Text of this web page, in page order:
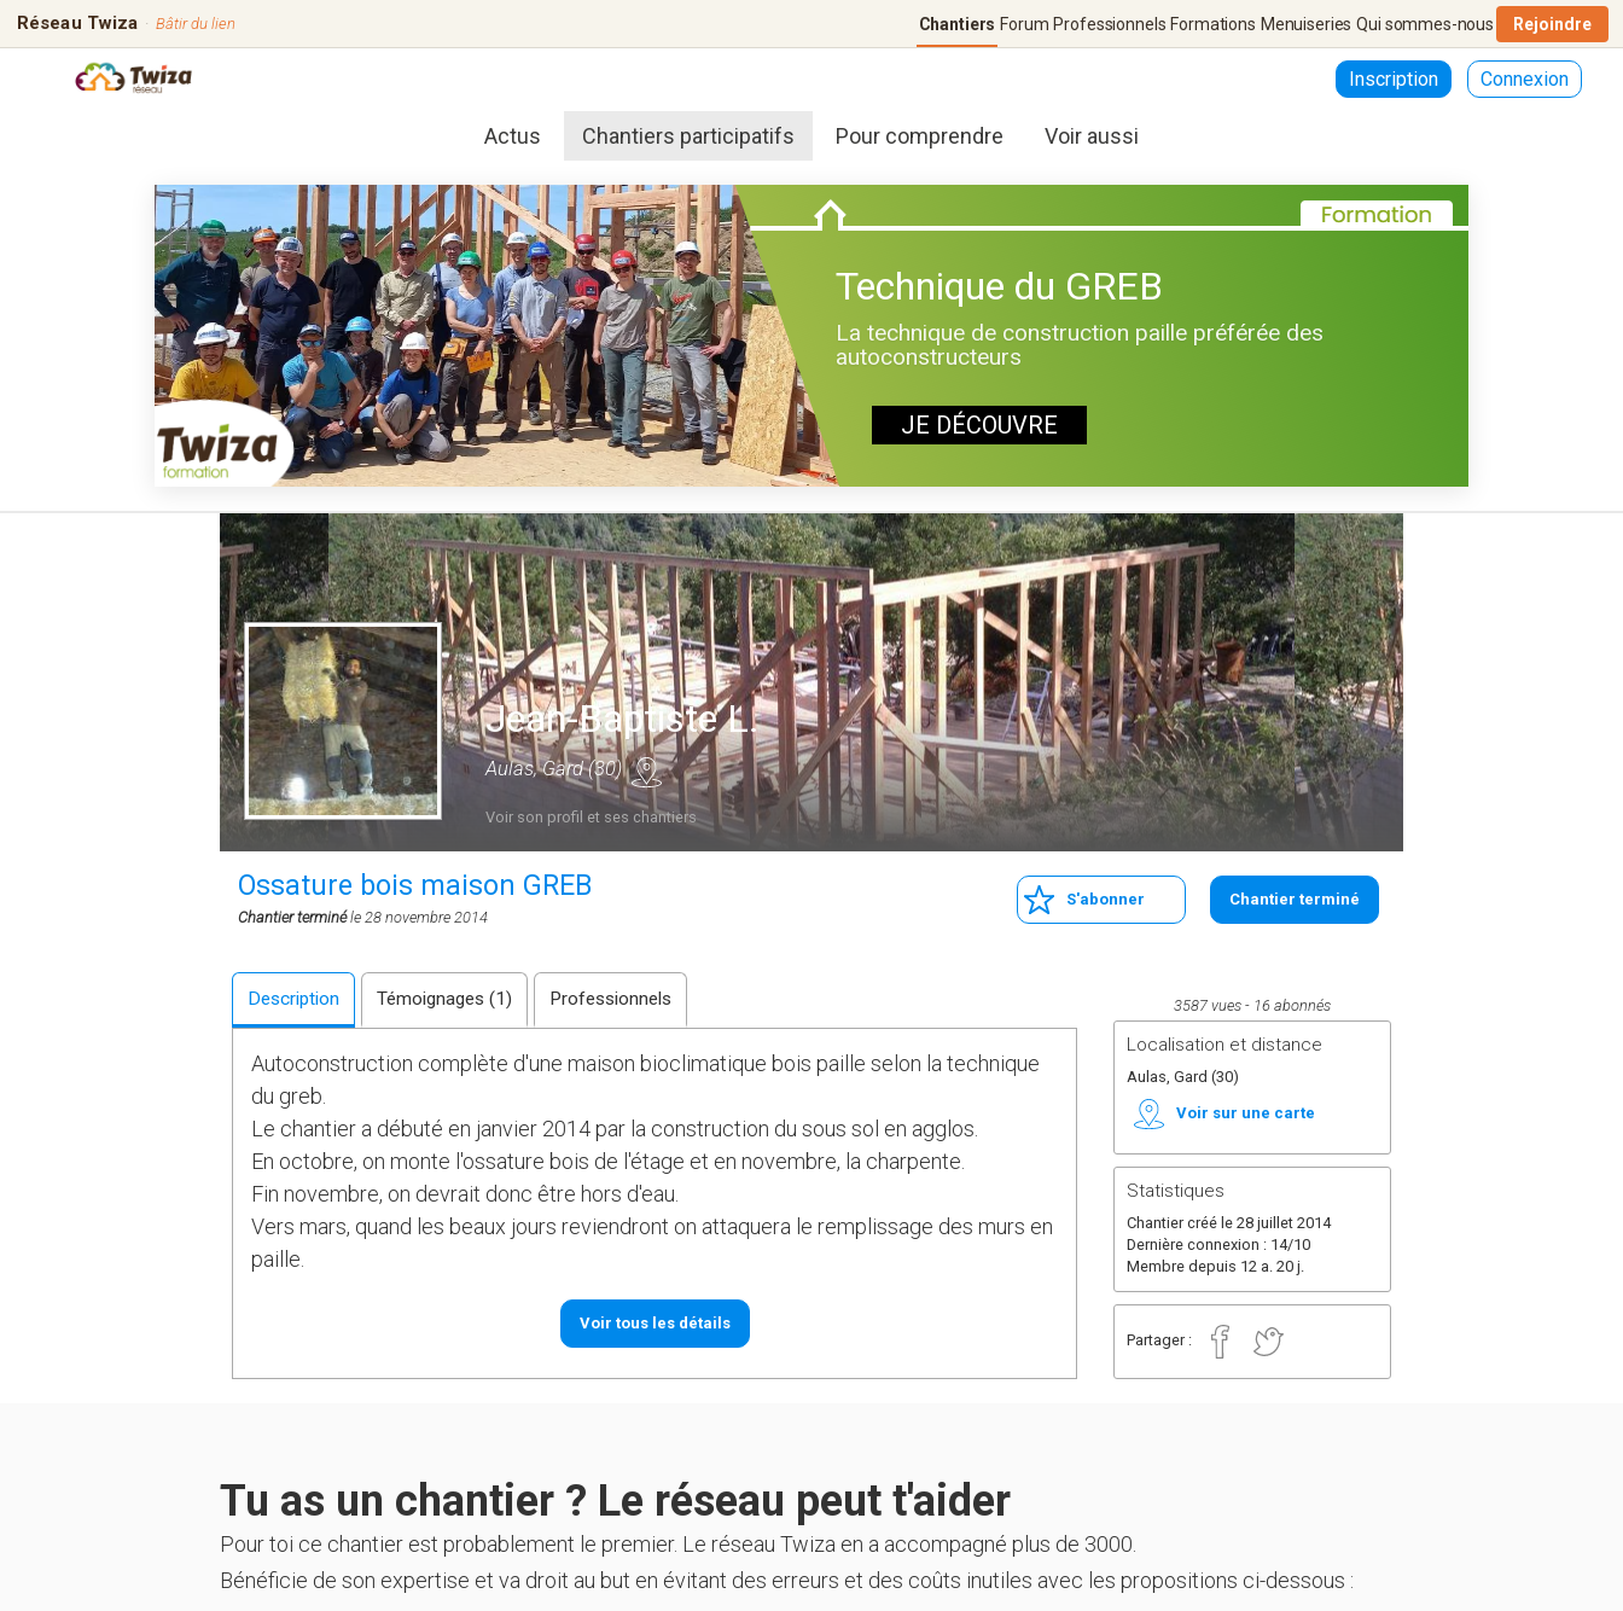
Réseau Twiza · Bâtir du lien Chantiers Forum Professionnels Formations Menuiseries Qui sommes-nous Rejoindre
Inscription Connexion
Actus Chantiers participatifs Pour comprendre Voir aussi
Technique du GREB
La technique de construction paille préférée des
autoconstructeurs
JE DÉCOUVRE
Jean-Baptiste L.
Aulas, Gard (30)
Voir son profil et ses chantiers
Ossature bois maison GREB
Chantier terminéle 28 novembre 2014
S'abonner Chantier terminé
3587 vues 16 abonnés
Localisation et distance
Aulas, Gard (30)
Voir sur une carte
Statistiques
Chantier créé le 28 juillet 2014
Dernière connexion : 14/10
Membre depuis 12 a. 20 j.
Partager :
Description Témoignages (1) Professionnels
Autoconstruction complète d'une maison bioclimatique bois paille selon la technique
du greb.
Le chantier a débuté en janvier 2014 par la construction du sous sol en agglos.
En octobre, on monte l'ossature bois de l'étage et en novembre, la charpente.
Fin novembre, on devrait donc être hors d'eau.
Vers mars, quand les beaux jours reviendront on attaquera le remplissage des murs en
paille.
Voir tous les détails
Tu as un chantier ? Le réseau peut t'aider
Pour toi ce chantier est probablement le premier. Le réseau Twiza en a accompagné plus de 3000.
Bénéficie de son expertise et va droit au but en évitant des erreurs et des coûts inutiles avec les propositions ci-dessous :